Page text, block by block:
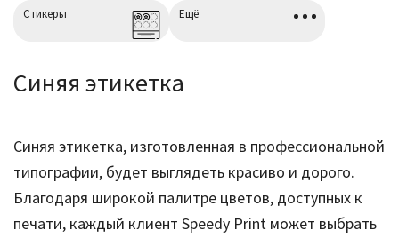
Cтикеры Ещё
Синяя этикетка
Синяя этикетка, изготовленная в профессиональной
типографии, будет выглядеть красиво и дорого.
Благодаря широкой палитре цветов, доступных к
печати, каждый клиент Speedy Print может выбрать